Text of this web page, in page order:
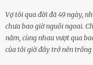
Vợ tôi qua đời đã 49 ngày,
chưa bao giờ nguôi ngoai.
năm, cùng nhau vượt qua
của tôi giờ đây trở nên